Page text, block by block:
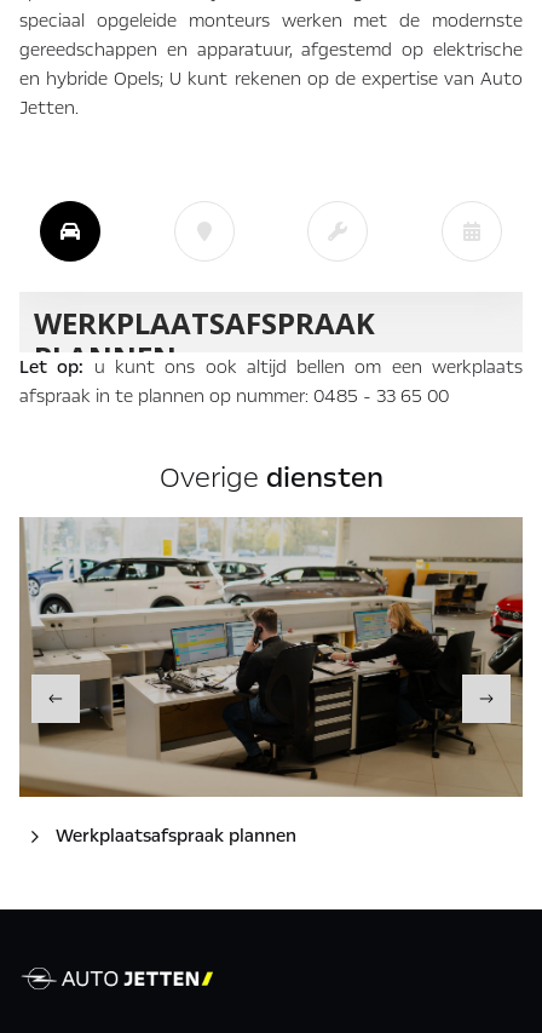
speciaal opgeleide monteurs werken met de modernste
gereedschappen en apparatuur, afgestemd op elektrische
en hybride Opels; U kunt rekenen op de expertise van Auto
Jetten.
Let op: u kunt ons ook altijd bellen om een werkplaats
afspraak in te plannen op nummer:0485 - 33 65 00
Overige diensten
Werkplaatsafspraak plannen